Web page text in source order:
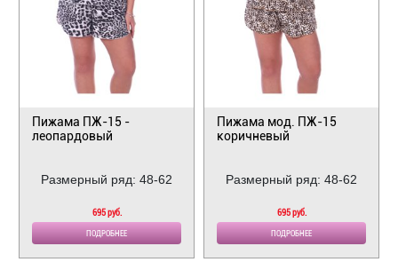
Пижама ПЖ-15 -
леопардовый
Размерный ряд: 48-62
695 руб.
ПОДРОБНЕЕ
Пижама мод. ПЖ-15
коричневый
Размерный ряд: 48-62
695 руб.
ПОДРОБНЕЕ